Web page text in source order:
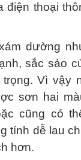
điện thoại
dường
sắc sảo
Vì vậy
sơn hai
cũng có
tính dễ lau
hơn.